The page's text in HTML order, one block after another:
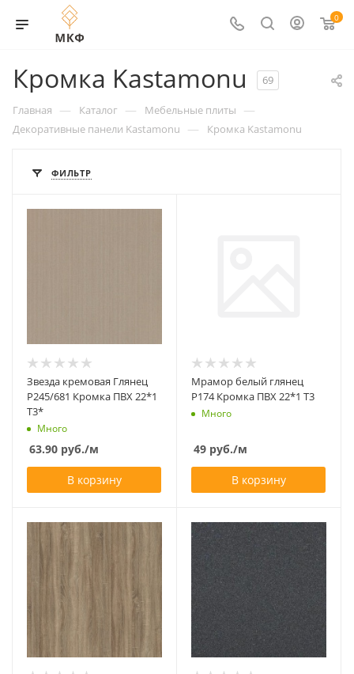
0
Кромка Kastamonu 69
Главная — Каталог — Мебельные плиты —
Декоративные панели Kastamonu — Кромка Kastamonu
ФИЛЬТР
Звезда кремовая Глянец
Р245/681 Кромка ПВХ 22*1
Т3*
Много
63.90 руб./м
В корзину
Мрамор белый глянец
Р174 Кромка ПВХ 22*1 Т3
Много
49 руб./м
В корзину